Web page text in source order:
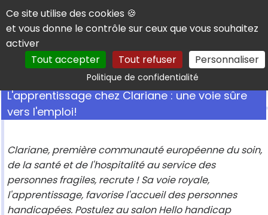
Panneau de gestion des cookies
Ce site utilise des cookies 🍪
et vous donne le contrôle sur ceux que vous souhaitez
activer
Tout accepter
Tout refuser Personnaliser
Politique de confidentialitéRechercher
L'apprentissage chez Clariane : une voie sûre
vers l'emploi!
Clariane, première communauté européenne du soin,
de la santé et de l'hospitalité au service des
personnes fragiles, recrute ! Sa voie royale,
l'apprentissage, favorise l'accueil des personnes
handicapées. Postulez au salon Hello handicap